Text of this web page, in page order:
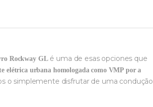
Rockway GLé uma de esas opciones que
elétrica urbana homologada como VMP por a
o simplemente disfrutar de uma condução